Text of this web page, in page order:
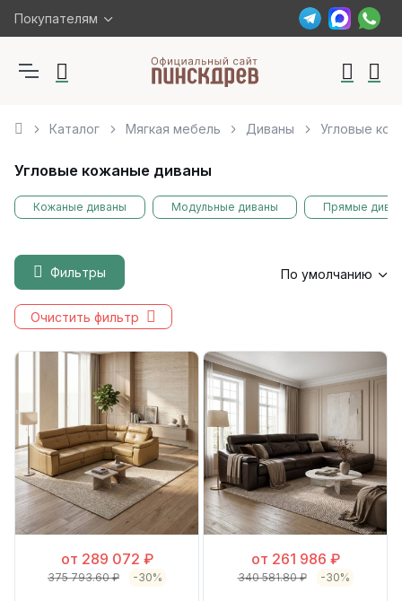
Покупателям
Каталог Мягкая мебель Диваны Угловые
Угловые кожаные диваны
Кожаные диваны Модульные диваны Прямые
Фильтры По умолчанию
Очистить фильтр
от 289 072 ₽
375 793.60 ₽ -30%
от 261 986 ₽
340 581.80 ₽ -30%